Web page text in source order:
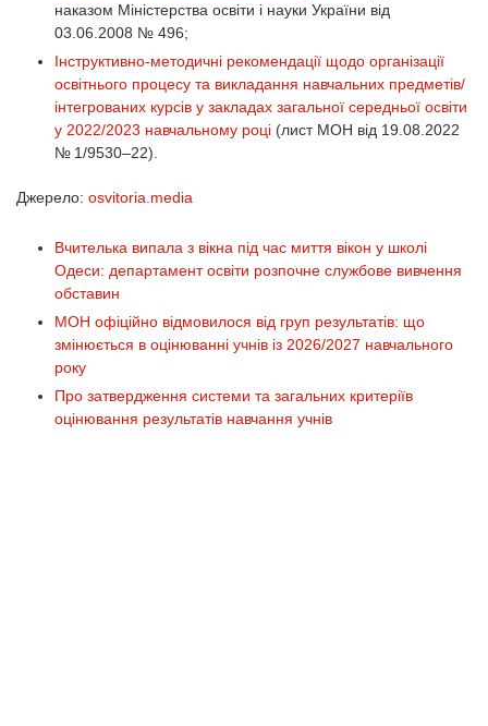
наказом Міністерства освіти і науки України від
03.06.2008 № 496;
Інструктивно-методичні рекомендації щодо організації
освітнього процесу та викладання навчальних предметів/
інтегрованих курсів у закладах загальної середньої освіти
у 2022/2023 навчальному році (лист МОН від 19.08.2022
№ 1/9530–22).
Джерело: osvitoria.media
Вчителька випала з вікна під час миття вікон у школі
Одеси: департамент освіти розпочне службове вивчення
обставин
МОН офіційно відмовилося від груп результатів: що
змінюється в оцінюванні учнів із 2026/2027 навчального
року
Про затвердження системи та загальних критеріїв
оцінювання результатів навчання учнів